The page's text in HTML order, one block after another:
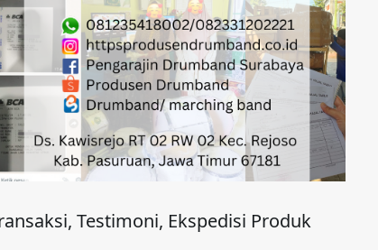
Testimoni, Ekspedisi Produk